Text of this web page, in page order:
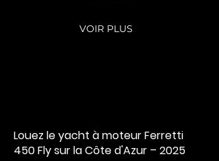
VOIR PLUS
Louez le yacht à moteur Ferretti
450 Fly sur la Côte d'Azur – 2025